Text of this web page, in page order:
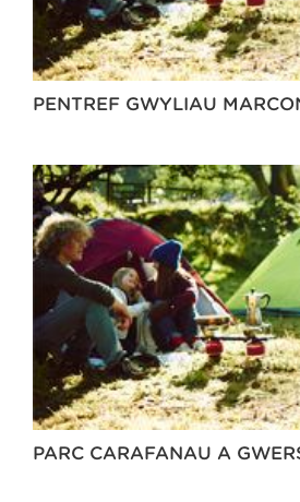
PENTREF GWYLIAU
PARC CARAFANAU A